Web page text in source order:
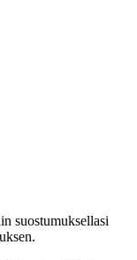
suostumuksellasi